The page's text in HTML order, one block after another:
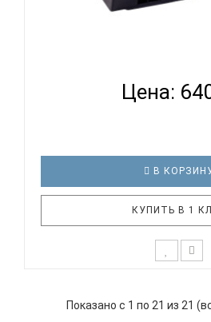
Цена:
В
КУПИТЬ В 1
Технические
Показано с 1 по 21 из 21